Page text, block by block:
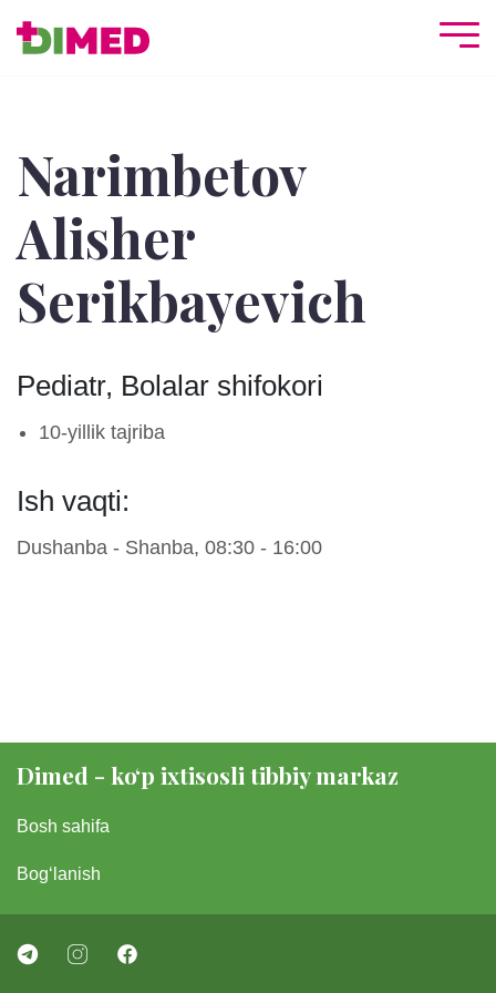
Narimbetov
Alisher
Serikbayevich
Pediatr, Bolalar shifokori
10-yillik tajriba
Ish vaqti:
Dushanba - Shanba, 08:30 - 16:00
Dimed - koʻp ixtisosli tibbiy markaz
Bosh sahifa
Bogʻlanish